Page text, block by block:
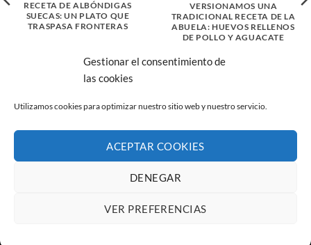
Gestionar el consentimiento de
las cookies
Utilizamos cookies para optimizar nuestro sitio web y nuestro servicio.
ACEPTAR COOKIES
DENEGAR
VER PREFERENCIAS
RECETA DE ALBÓNDIGAS
SUECAS: UN PLATO QUE
TRASPASA FRONTERAS
VERSIONAMOS UNA
TRADICIONAL RECETA DE LA
ABUELA: HUEVOS RELLENOS
DE POLLO Y AGUACATE
AVISO LEGAL
POLÍTICA DE PRIVACIDAD
Nambroca (Toledo)